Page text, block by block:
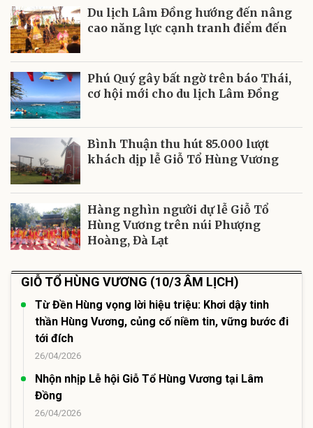
Du lịch Lâm Đồng hướng đến nâng
cao năng lực cạnh tranh điểm đến
Phú Quý gây bất ngờ trên báo Thái,
cơ hội mới cho du lịch Lâm Đồng
Bình Thuận thu hút 85.000 lượt
khách dịp lễ Giỗ Tổ Hùng Vương
Hàng nghìn người dự lễ Giỗ Tổ
Hùng Vương trên núi Phượng
Hoàng, Đà Lạt
GIỖ TỔ HÙNG VƯƠNG (10/3 ÂM LỊCH)
Từ Đền Hùng vọng lời hiệu triệu: Khơi dậy tinh
thần Hùng Vương, củng cố niềm tin, vững bước đi
tới đích
26/04/2026
Nhộn nhịp Lễ hội Giỗ Tổ Hùng Vương tại Lâm
Đồng
26/04/2026